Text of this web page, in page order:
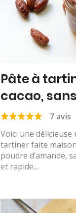
Pâte à
cacao,
7 avis
Voici une délicieuse
tartiner faite
poudre d’amande,
et rapide...